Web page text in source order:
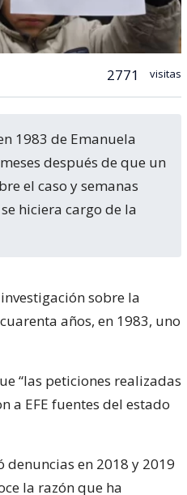
2771 visitas
después de que un
el caso y semanas
hiciera cargo de la
sobre la
años, en 1983, uno
“las peticiones realizadas
a EFE fuentes del estado
en 2018 y 2019
la razón que ha